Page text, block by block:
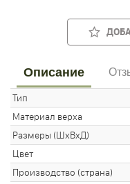
Описание
Тип
Материал верха
Размеры (ШхВхД)
Цвет
Производство (страна)